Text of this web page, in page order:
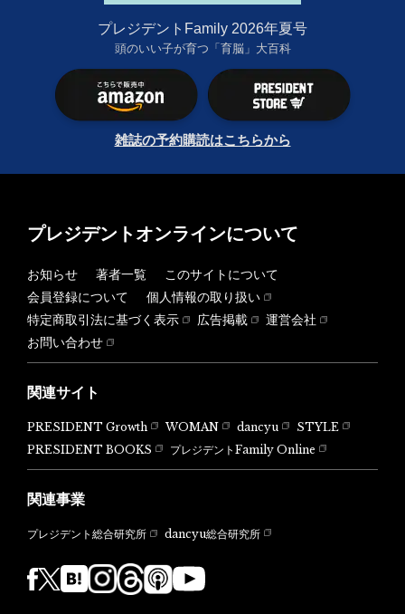
プレジデントFamily 2026年夏号
頭のいい子が育つ「育脳」大百科
雑誌の予約購読はこちらから
プレジデントオンラインについて
お知らせ 著者一覧
このサイトについて
会員登録について
個人情報の取り扱い
特定商取引法に基づく表示
広告掲載
運営会社
お問い合わせ
関連サイト
PRESIDENT Growth WOMAN dancyu
STYLE
PRESIDENT BOOKS
プレジデントFamily Online
関連事業
プレジデント総合研究所 dancyu総合研究所